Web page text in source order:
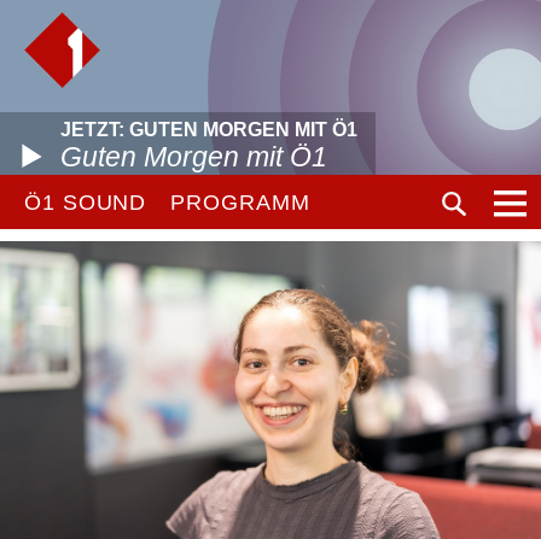
JETZT: GUTEN MORGEN MIT Ö1
Guten Morgen mit Ö1
Ö1 SOUND PROGRAMM